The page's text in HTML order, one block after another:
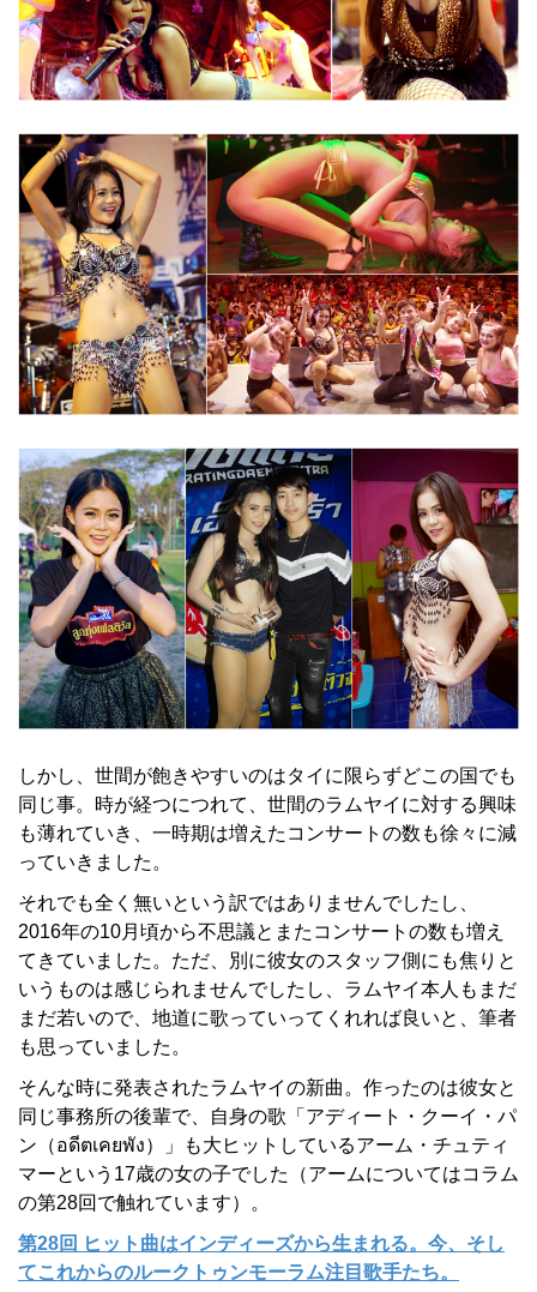
しかし、世間が飽きやすいのはタイに限らずどこの国でも
同じ事。時が経つにつれて、世間のラムヤイに対する興味
も薄れていき、一時期は増えたコンサートの数も徐々に減
っていきました。
それでも全く無いという訳ではありませんでしたし、
2016年の10月頃から不思議とまたコンサートの数も増え
てきていました。ただ、別に彼女のスタッフ側にも焦りと
いうものは感じられませんでしたし、ラムヤイ本人もまだ
まだ若いので、地道に歌っていってくれれば良いと、筆者
も思っていました。
そんな時に発表されたラムヤイの新曲。作ったのは彼女と
同じ事務所の後輩で、自身の歌「アディート・クーイ・パ
ン（อดีตเคยพัง）」も大ヒットしているアーム・チュティ
マーという17歳の女の子でした（アームについてはコラム
の第28回で触れています）。
第28回 ヒット曲はインディーズから生まれる。今、そし
てこれからのルークトゥンモーラム注目歌手たち。